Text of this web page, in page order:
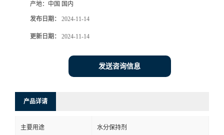
产地： 中国 国内
发布日期： 2024-11-14
更新日期： 2024-11-14
发送咨询信息
产品详请
主要用途 水分保持剂